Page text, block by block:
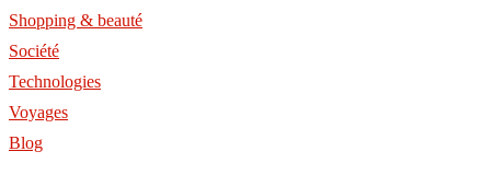
Shopping & beauté
Société
Technologies
Voyages
Blog